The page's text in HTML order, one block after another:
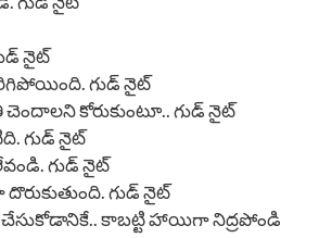
నైట్
గుడ్ నైట్
కోరుకుంటూ.. గుడ్ నైట్
గుడ్ నైట్
గుడ్ నైట్
గుడ్ నైట్
చేసుకోడానికే.. కాబట్టి హాయిగా నిద్రపోండి